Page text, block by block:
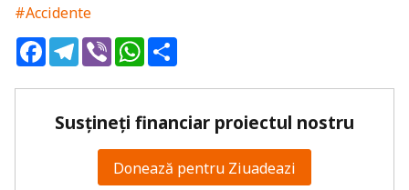
#Accidente
FacebookTelegram
ViberWhatsApp
Susțineți financiar proiectul nostru
Donează pentru Ziuadeazi